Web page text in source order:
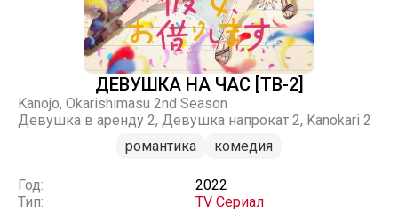
ДЕВУШКА НА ЧАС [ТВ-2]
Kanojo, Okarishimasu 2nd Season
Девушка в аренду 2, Девушка напрокат 2, Kanokari 2
романтика
комедия
Год:
2022
Тип:
TV Сериал